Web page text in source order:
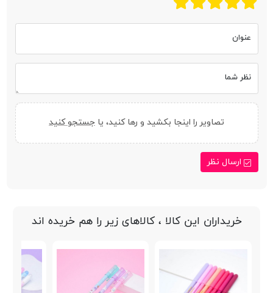
عنوان
نظر شما
تصاویر را اینجا بکشید و رها کنید، یا جستجو کنید
ارسال نظر
خریداران این کالا ، کالاهای زیر را هم خریده اند